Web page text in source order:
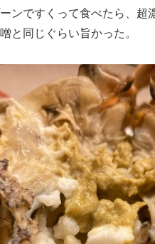
ンですくって食べたら、超
と同じぐらい旨かった。